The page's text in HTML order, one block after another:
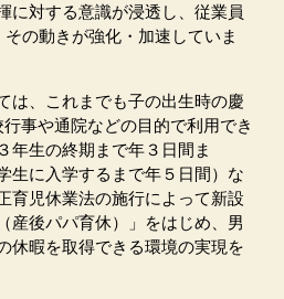
に対する意識が浸透し、従業員
の動きが強化・加速していま
は、これまでも子の出生時の慶
事や通院などの目的で利用でき
年生の終期まで年３日間ま
生に入学するまで年５日間）な
育児休業法の施行によって新設
産後パパ育休）」をはじめ、男
休暇を取得できる環境の実現を